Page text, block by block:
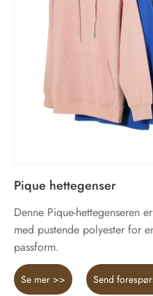
Pique hettegenser
Denne Pique-hettegenseren
med pustende polyester for
passform.
Se mer >> Send